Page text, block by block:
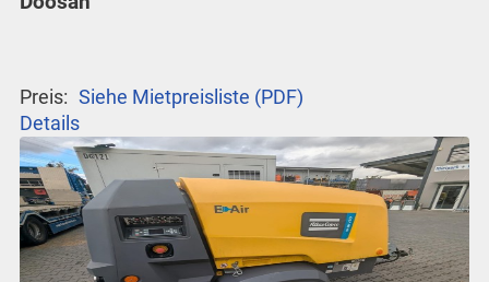
Preis: Siehe Mietpreisliste (PDF)
Details